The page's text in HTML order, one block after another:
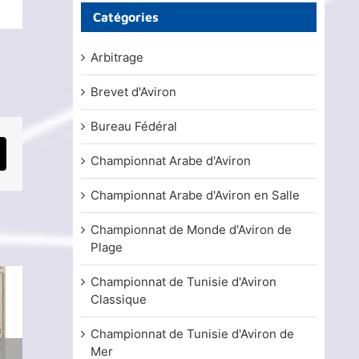
Catégories
Arbitrage
Brevet d'Aviron
Bureau Fédéral
Championnat Arabe d'Aviron
Championnat Arabe d'Aviron en Salle
Championnat de Monde d'Aviron de
Plage
Championnat de Tunisie d'Aviron
Classique
Championnat de Tunisie d'Aviron de
Mer